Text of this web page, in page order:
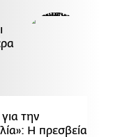
την
Η πρεσβεία